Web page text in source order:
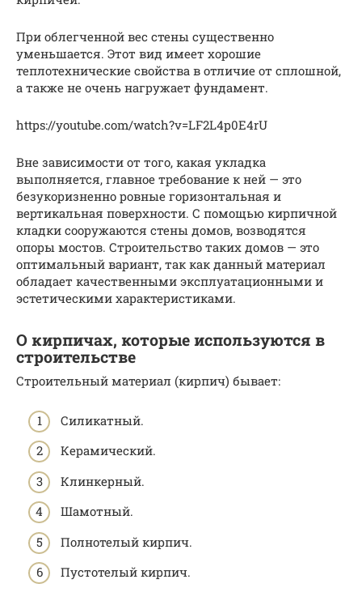
При облегченной вес стены существенно
уменьшается. Этот вид имеет хорошие
теплотехнические свойства в отличие от сплошной,
а также не очень нагружает фундамент.
https://youtube.com/watch?v=LF2L4p0E4rU
Вне зависимости от того, какая укладка
выполняется, главное требование к ней — это
безукоризненно ровные горизонтальная и
вертикальная поверхности. С помощью кирпичной
кладки сооружаются стены домов, возводятся
опоры мостов. Строительство таких домов — это
оптимальный вариант, так как данный материал
обладает качественными эксплуатационными и
эстетическими характеристиками.
О кирпичах, которые используются в
строительстве
Строительный материал (кирпич) бывает:
Силикатный.
Керамический.
Клинкерный.
Шамотный.
Полнотелый кирпич.
Пустотелый кирпич.